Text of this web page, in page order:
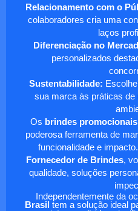
Relacionamento com o
colaboradores cria uma
laços
Diferenciação no
personalizados
Sustentabilidade:
sua marca às práticas de
Os brindes
poderosa ferramenta de
funcionalidade e
Fornecedor de Brindes,
qualidade, soluções
Independentemente da
Brasil tem a solução ideal